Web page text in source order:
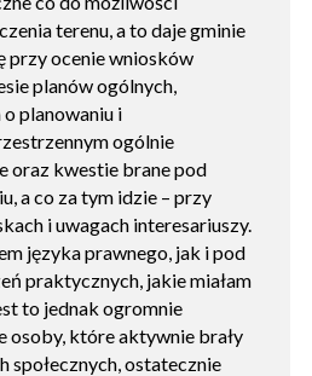
terenu, a to daje gminie
przy ocenie wniosków
planów ogólnych,
planowaniu i
ogólnie
oraz kwestie brane pod
a co za tym idzie – przy
i uwagach interesariuszy.
języka prawnego, jak i pod
praktycznych, jakie miałam
to jednak ogromnie
osoby, które aktywnie brały
społecznych, ostatecznie